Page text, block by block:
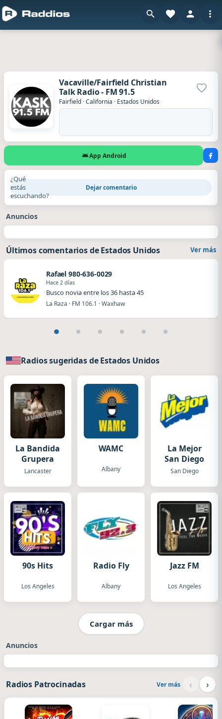
Vacaville/Fairfield Christian
Talk Radio - FM 91.5
Fairfield ·California · Estados Unidos
App Android
¿Qué
estás
escuchando?
Dejar comentario
Anuncios
Últimos comentarios de Estados Unidos Ver más
Rafael 980-636-0029
Hace 2 días
Busco novia entre los 36 hasta 45
La Raza · FM 106.1 · Waxhaw
Radios sugeridas de Estados Unidos
La Bandida
Grupera
Lancaster
WAMC
Albany
La Mejor
San Diego
San Diego
90s Hits
Los Angeles
Radio Fly
Albany
Jazz FM
Los Angeles
Cargar más
Anuncios
Radios Patrocinadas Ver más ‹ ›